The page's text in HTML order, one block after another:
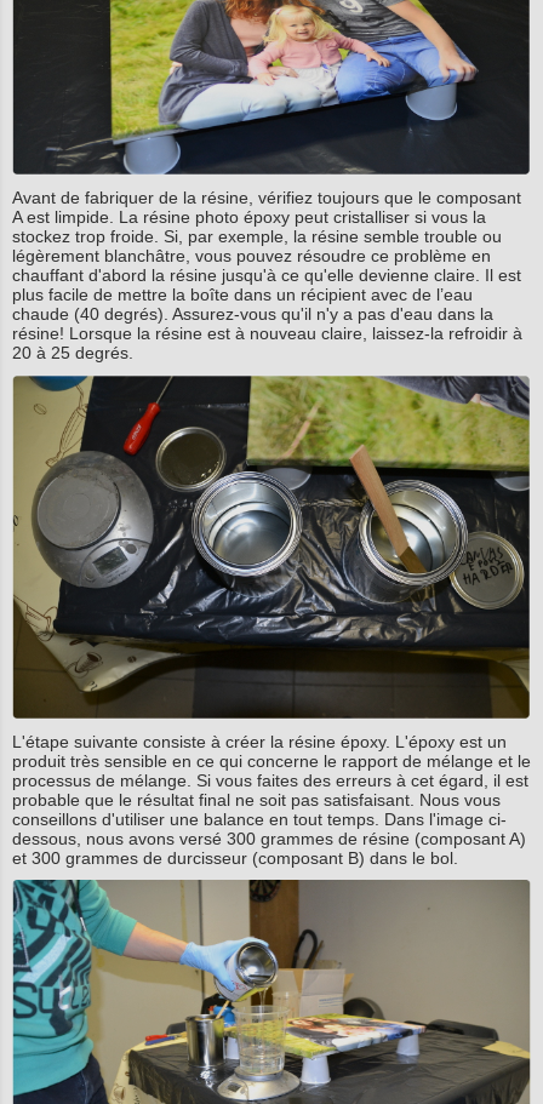
Avant de fabriquer de la résine, vérifiez toujours que le composant
A est limpide. La résine photo époxy peut cristalliser si vous la
stockez trop froide. Si, par exemple, la résine semble trouble ou
légèrement blanchâtre, vous pouvez résoudre ce problème en
chauffant d'abord la résine jusqu'à ce qu'elle devienne claire. Il est
plus facile de mettre la boîte dans un récipient avec de l’eau
chaude (40 degrés). Assurez-vous qu'il n'y a pas d'eau dans la
résine! Lorsque la résine est à nouveau claire, laissez-la refroidir à
20 à 25 degrés.
L'étape suivante consiste à créer la résine époxy. L'époxy est un
produit très sensible en ce qui concerne le rapport de mélange et le
processus de mélange. Si vous faites des erreurs à cet égard, il est
probable que le résultat final ne soit pas satisfaisant. Nous vous
conseillons d'utiliser une balance en tout temps. Dans l'image ci-
dessous, nous avons versé 300 grammes de résine (composant A)
et 300 grammes de durcisseur (composant B) dans le bol.